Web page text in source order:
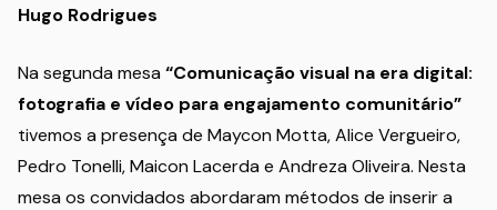
Hugo Rodrigues
Na segunda mesa“Comunicação visual na era digital:
fotografia e vídeo para engajamento comunitário”
tivemos a presença de Maycon Motta, Alice Vergueiro,
Pedro Tonelli, Maicon Lacerda e Andreza Oliveira. Nesta
mesa os convidados abordaram métodos de inserir a